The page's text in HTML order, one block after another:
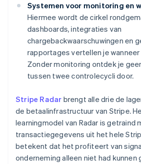
Systemen voor monitoring en
Hiermee wordt de cirkel
dashboards, integraties van
chargebackwaarschuwingen en
rapportages vertellen je
Zonder monitoring ontdek je
tussen twee controlecycli door.
Stripe Radar brengt alle drie de
de betaalinfrastructuur van Stripe.
learningmodel van Radar is getraind
transactiegegevens uit het hele
betekent dat het profiteert van
onderneming alleen niet had kunnen